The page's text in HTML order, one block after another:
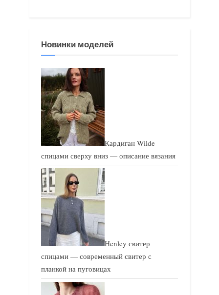
а
и
с
ь
:
Новинки моделей
Кардиган Wilde
спицами сверху вниз — описание вязания
Henley свитер
спицами — современный свитер с
планкой на пуговицах